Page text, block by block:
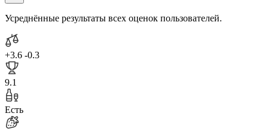
Усреднённые результаты всех оценок пользователей.
+3.6 -0.3
9.1
Есть